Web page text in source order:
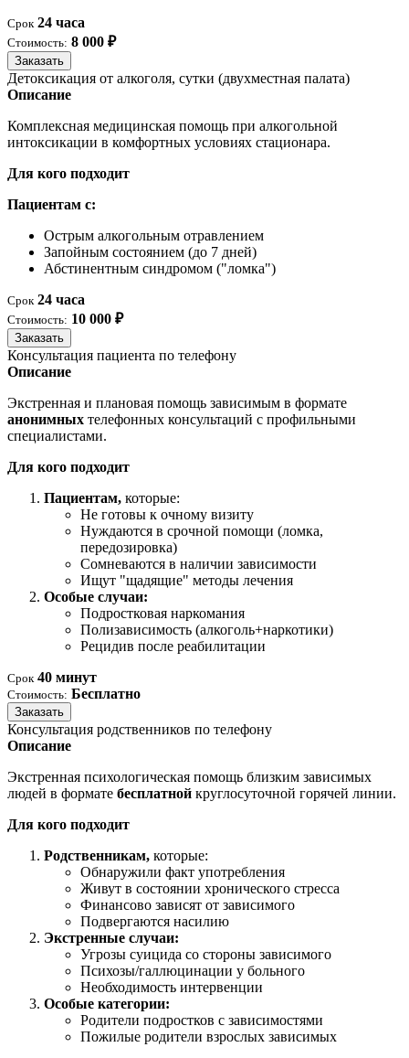
Срок 24 часа
Стоимость: 8 000 ₽
Заказать
Детоксикация от алкоголя, сутки (двухместная палата)
Описание
Комплексная медицинская помощь при алкогольной
интоксикации в комфортных условиях стационара.
Для кого подходит
Пациентам с:
Острым алкогольным отравлением
Запойным состоянием (до 7 дней)
Абстинентным синдромом ("ломка")
Срок 24 часа
Стоимость: 10 000 ₽
Заказать
Консультация пациента по телефону
Описание
Экстренная и плановая помощь зависимым в формате
анонимных телефонных консультаций с профильными
специалистами.
Для кого подходит
Пациентам, которые:
Не готовы к очному визиту
Нуждаются в срочной помощи (ломка,
передозировка)
Сомневаются в наличии зависимости
Ищут "щадящие" методы лечения
Особые случаи:
Подростковая наркомания
Полизависимость (алкоголь+наркотики)
Рецидив после реабилитации
Срок 40 минут
Стоимость: Бесплатно
Заказать
Консультация родственников по телефону
Описание
Экстренная психологическая помощь близким зависимых
людей в формате бесплатной круглосуточной горячей линии.
Для кого подходит
Родственникам, которые:
Обнаружили факт употребления
Живут в состоянии хронического стресса
Финансово зависят от зависимого
Подвергаются насилию
Экстренные случаи:
Угрозы суицида со стороны зависимого
Психозы/галлюцинации у больного
Необходимость интервенции
Особые категории:
Родители подростков с зависимостями
Пожилые родители взрослых зависимых